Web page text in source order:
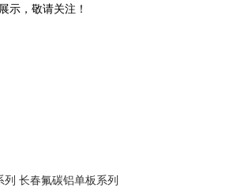
示，敬请关注！
列 长春氟碳铝单板系列